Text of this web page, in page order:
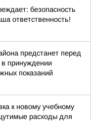
безопасность
ответственность!
предстанет перед
принуждении
показаний
к новому учебному
расходы для